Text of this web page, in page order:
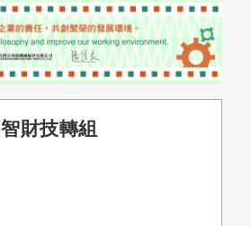
智財技轉組